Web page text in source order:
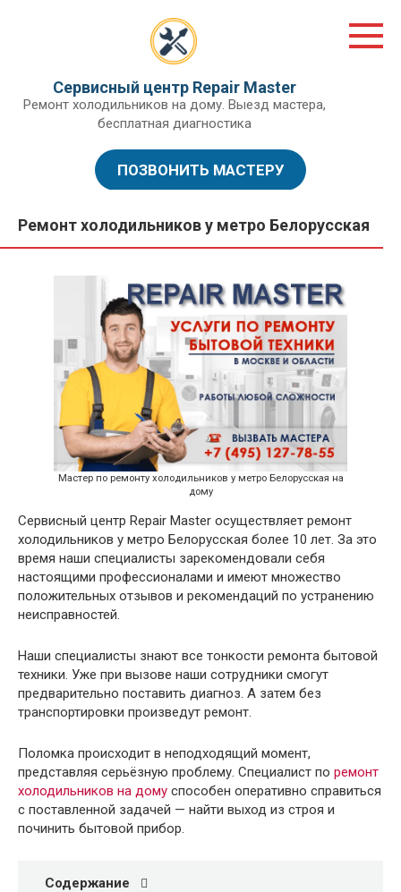
Сервисный центр Repair Master
Ремонт холодильников на дому. Выезд мастера,
бесплатная диагностика
ПОЗВОНИТЬ МАСТЕРУ
Ремонт холодильников у метро Белорусская
Мастер по ремонту холодильников у метро Белорусская на
дому
Сервисный центр Repair Master осуществляет ремонт
холодильников у метро Белорусская более 10 лет. За это
время наши специалисты зарекомендовали себя
настоящими профессионалами и имеют множество
положительных отзывов и рекомендаций по устранению
неисправностей.
Наши специалисты знают все тонкости ремонта бытовой
техники. Уже при вызове наши сотрудники смогут
предварительно поставить диагноз. А затем без
транспортировки произведут ремонт.
Поломка происходит в неподходящий момент,
представляя серьёзную проблему. Специалист по ремонт
холодильников на дому способен оперативно справиться
с поставленной задачей — найти выход из строя и
починить бытовой прибор.
Содержание